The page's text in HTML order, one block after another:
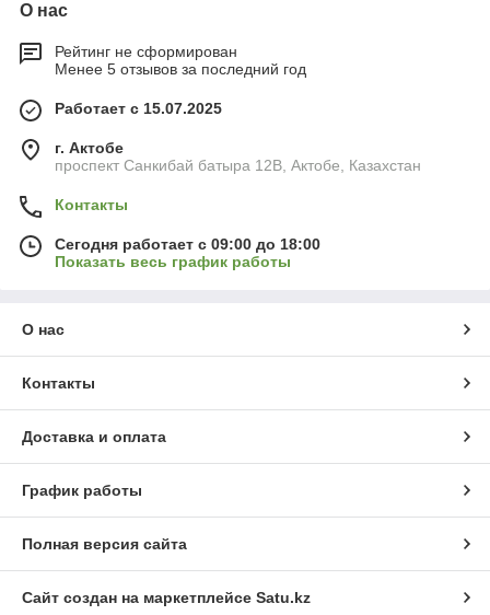
О нас
Рейтинг не сформирован
Менее 5 отзывов за последний год
Работает с 15.07.2025
г. Актобе
проспект Санкибай батыра 12В, Актобе, Казахстан
Контакты
Сегодня работает с 09:00 до 18:00
Показать весь график работы
О нас
Контакты
Доставка и оплата
График работы
Полная версия сайта
Сайт создан на маркетплейсе Satu.kz